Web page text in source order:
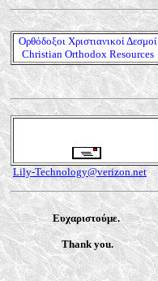
Ορθόδοξοι Χριστιανικοί Δεσμοί
Christian Orthodox Resources
Lily-Technology@verizon.net
Ευχαριστούμε.
Thank you.